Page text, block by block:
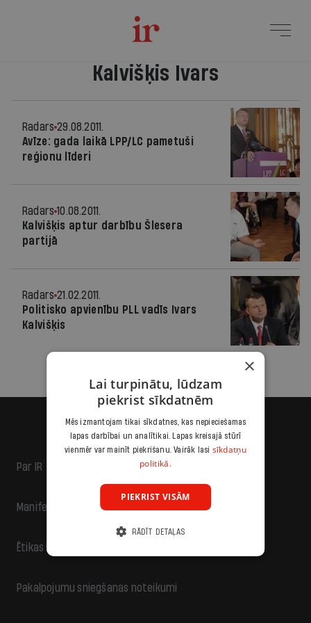
Kalvišķis Ivars
Radars 29.08.2011.
Avīze: gada laikā LPP/LC pametuši
reģionu līderi
Radars 10.08.2011.
Kalvišķis aptur darbību Šlesera
partijā
Radars 21.02.2011.
Politisko apvienību PLL vadīs Ivars
Kalvišķis
Par IR
Manifests
Ētikas kodekss
Pakalpojumu sniegšanas noteikumi
×
Lai turpinātu, lūdzam
piekrist sīkdatnēm
Mēs izmantojam tikai sīkdatnes, kas nepieciešamas
lapas darbībai un analītikai. Lapas kreisajā stūrī
vienmēr var mainīt piekrišanu. Vairāk lasi sīkdatņu
politikā.
PIEKRIST VISĀM
RĀDĪT DETAĻAS